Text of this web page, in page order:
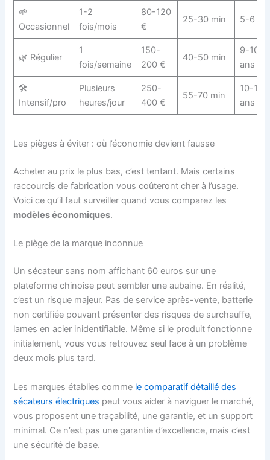
🌱
Occasionnel
1-2
fois/mois
80-120
€
25-30 min 5-6
🌿 Régulier
1
fois/semaine
150-
200 €
40-50 min
9-10
ans
🛠️
Intensif/pro
Plusieurs
heures/jour
250-
400 €
55-70 min
10-15
ans
Les pièges à éviter : où l’économie devient fausse
Acheter au prix le plus bas, c’est tentant. Mais certains
raccourcis de fabrication vous coûteront cher à l’usage.
Voici ce qu’il faut surveiller quand vous comparez les
modèles économiques.
Le piège de la marque inconnue
Un sécateur sans nom affichant 60 euros sur une
plateforme chinoise peut sembler une aubaine. En réalité,
c’est un risque majeur. Pas de service après-vente, batterie
non certifiée pouvant présenter des risques de surchauffe,
lames en acier inidentifiable. Même si le produit fonctionne
initialement, vous vous retrouvez seul face à un problème
deux mois plus tard.
Les marques établies comme le comparatif détaillé des
sécateurs électriques peut vous aider à naviguer le marché,
vous proposent une traçabilité, une garantie, et un support
minimal. Ce n’est pas une garantie d’excellence, mais c’est
une sécurité de base.